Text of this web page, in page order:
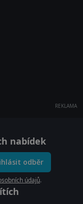
REKLAMA
nabídek
odběr
údajů.